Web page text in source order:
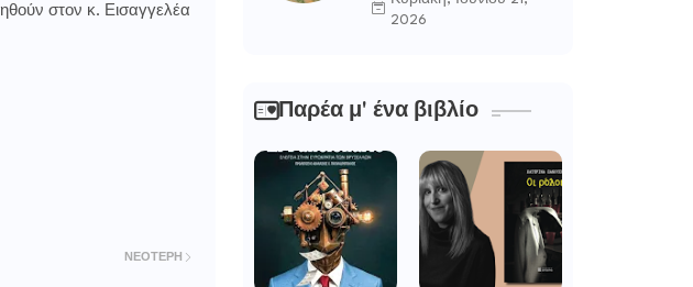
στον κ. Εισαγγελέα
ΝΕΌΤΕΡΗ
2026
Παρέα μ' ένα βιβλίο